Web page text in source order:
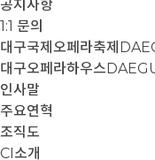
공지사항
1:1 문의
대구국제오페라축제
대구오페라하우스
인사말
주요연혁
조직도
CI소개